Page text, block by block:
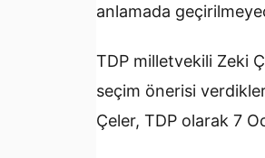
anlamada
TDP milletvekili Zeki
seçim önerisi
Çeler, TDP olarak 7